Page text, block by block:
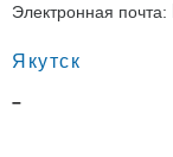
Электронная почта:
Якутск
–